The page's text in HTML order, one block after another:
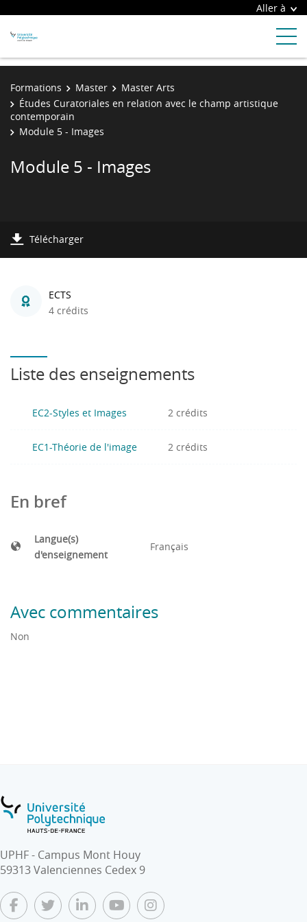
Aller à
Formations Master
Master Arts
Études Curatoriales en relation avec le champ artistique
contemporain
Module 5 - Images
Module 5 - Images
Télécharger
ECTS
4 crédits
Liste des enseignements
EC2-Styles et Images 2 crédits
EC1-Théorie de l'image 2 crédits
En bref
Langue(s)
d'enseignement
Français
Avec commentaires
Non
UPHF - Campus Mont Houy
59313 Valenciennes Cedex 9